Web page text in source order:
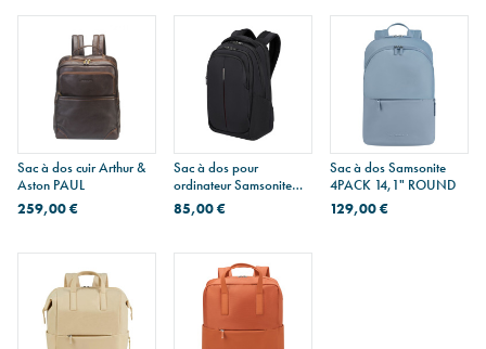
Sac à dos cuir Arthur &
Aston PAUL
259,00 €
Sac à dos pour
ordinateur Samsonite
GUARDIT 3.0
85,00 €
Sac à dos Samsonite
4PACK 14,1" ROUND
129,00 €